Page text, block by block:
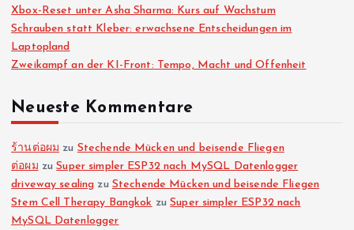
Xbox-Reset unter Asha Sharma: Kurs auf Wachstum
Schrauben statt Kleber: erwachsene Entscheidungen im
Laptopland
Zweikampf an der KI-Front: Tempo, Macht und Offenheit
Neueste Kommentare
ร้านต่อผม zu Stechende Mücken und beisende Fliegen
ต่อผม zuSuper simpler ESP32 nach MySQL Datenlogger
driveway sealing zu Stechende Mücken und beisende Fliegen
Stem Cell Therapy Bangkok zuSuper simpler ESP32 nach
MySQL Datenlogger